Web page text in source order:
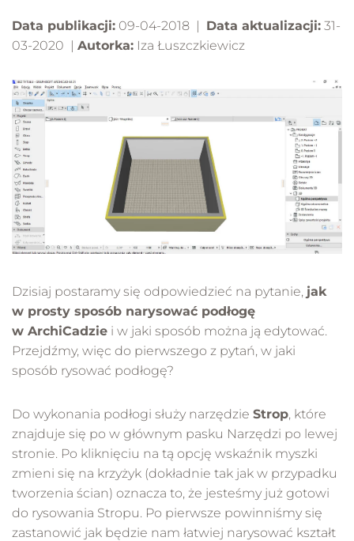
Data publikacji: 09-04-2018 | Data aktualizacji: 31-
03-2020 | Autorka: Iza Łuszczkiewicz
Dzisiaj postaramy się odpowiedzieć na pytanie, jak
w prosty sposób narysować podłogę
w ArchiCadzie i w jaki sposób można ją edytować.
Przejdźmy, więc do pierwszego z pytań, w jaki
sposób rysować podłogę?
Do wykonania podłogi służy narzędzie Strop, które
znajduje się po w głównym pasku Narzędzi po lewej
stronie. Po kliknięciu na tą opcję wskaźnik myszki
zmieni się na krzyżyk (dokładnie tak jak w przypadku
tworzenia ścian) oznacza to, że jesteśmy już gotowi
do rysowania Stropu. Po pierwsze powinniśmy się
zastanowić jak będzie nam łatwiej narysować kształt